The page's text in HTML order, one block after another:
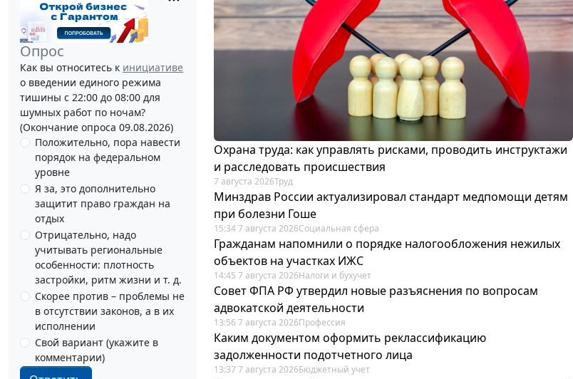
Опрос
Как вы относитесь к инициативе
о введении единого режима
тишины с 22:00 до 08:00 для
шумных работ по ночам?
(Окончание опроса 09.08.2026)
Положительно, пора навести
порядок на федеральном
уровне
Я за, это дополнительно
защитит право граждан на
отдых
Отрицательно, надо
учитывать региональные
особенности: плотность
застройки, ритм жизни и т. д.
Скорее против – проблемы не
в отсутствии законов, а в их
исполнении
Свой вариант (укажите в
комментарии)
Охрана труда: как управлять рисками, проводить инструктажи
и расследовать происшествия
7 августа 2026Труд
Минздрав России актуализировал стандарт медпомощи детям
при болезни Гоше
15:34 7 августа 2026Социальная сфера
Гражданам напомнили о порядке налогообложения нежилых
объектов на участках ИЖС
14:45 7 августа 2026Налоги и бухучет
Совет ФПА РФ утвердил новые разъяснения по вопросам
адвокатской деятельности
13:56 7 августа 2026Профессия
Каким документом оформить реклассификацию
задолженности подотчетного лица
13:37 7 августа 2026Бюджетный учет